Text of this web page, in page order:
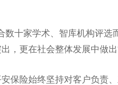
十家学术、智库机构评选
，更在社会整体发展中做出
安保险始终坚持对客户负责